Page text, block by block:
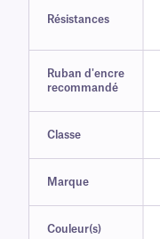
Résistances
Ruban d'encre
recommandé
Classe
Marque
Couleur(s)